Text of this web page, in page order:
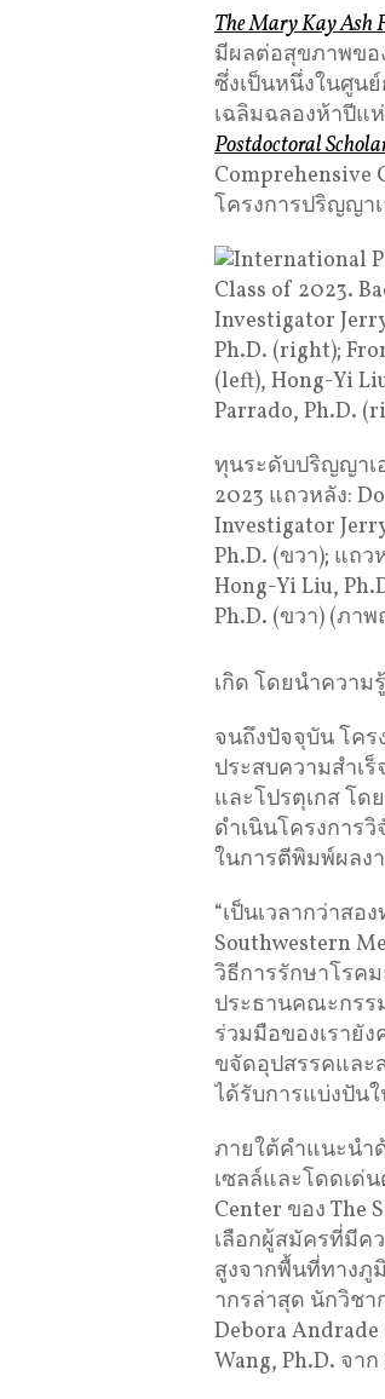
The Mary Kay Ash
มีผลต่อสุขภาพขอ
ซึ่งเป็นหนึ่งในศูนย์
เฉลิมฉลองห้าปีแ
Postdoctoral
Comprehensive
โครงการปริญญา
ทุนระดับปริญญาเ
2023 แถวหลัง:
Investigator
Ph.D. (ขวา); แถว
Hong-Yi Liu,
Ph.D. (ขวา) (ภาพ
เกิด โดยนำควา
จนถึงปัจจุบัน โค
ประสบความสำเ
และโปรตุเกส โด
ดำเนินโครงการ
ในการตีพิมพ์ผลง
“เป็นเวลากว่าสอ
Southwestern
วิธีการรักษาโรค
ประธานคณะกรร
ร่วมมือของเรายั
ขจัดอุปสรรคแล
ได้รับการแบ่งปัน
ภายใต้คำแนะนำ
เซลล์และโดดเด่
Center ของ The
เลือกผู้สมัครที่มีค
สูงจากพื้นที่ทางภู
ากรล่าสุด นักวิชา
Debora
Wang, Ph.D. จา